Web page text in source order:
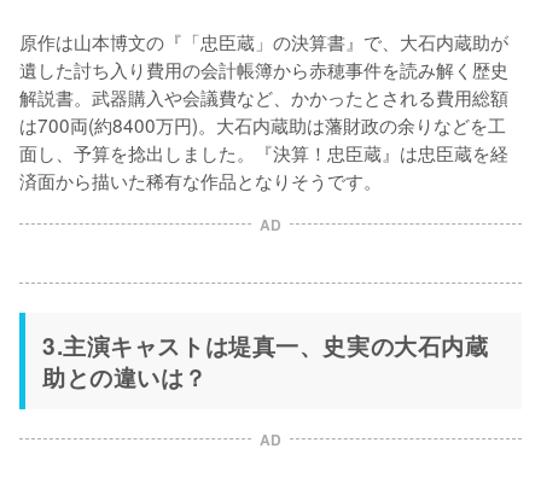
原作は山本博文の『「忠臣蔵」の決算書』で、大石内蔵助が
遺した討ち入り費用の会計帳簿から赤穂事件を読み解く歴史
解説書。武器購入や会議費など、かかったとされる費用総額
は700両(約8400万円)。大石内蔵助は藩財政の余りなどを工
面し、予算を捻出しました。『決算！忠臣蔵』は忠臣蔵を経
済面から描いた稀有な作品となりそうです。
AD
3.主演キャストは堤真一、史実の大石内蔵
助との違いは？
AD